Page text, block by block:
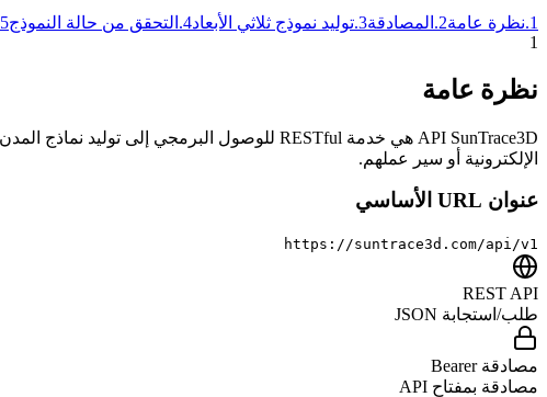
1
.نظرة عامة2
. المصادقة3
.توليد نموذج ثلاثي الأبعاد4
. التحقق من حالة النموذج5
1
نظرة عامة
الإلكترونية أو سير عملهم.
عنوان URL الأساسي
https://suntrace3d.com/api/v1
REST API
طلب/استجابة JSON
مصادقة Bearer
مصادقة بمفتاح API